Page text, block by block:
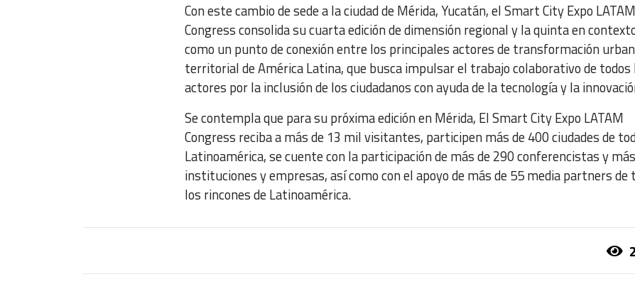
Con este cambio de sede a la ciudad de Mérida, Yucatán, el Smart City Expo LATAM
Congress consolida su cuarta edición de dimensión regional y la quinta en
como un punto de conexión entre los principales actores de transformación
territorial de América Latina, que busca impulsar el trabajo colaborativo de todos
actores por la inclusión de los ciudadanos con ayuda de la tecnología y la
Se contempla que para su próxima edición en Mérida, El Smart City Expo LATAM
Congress reciba a más de 13 mil visitantes, participen más de 400 ciudades de
Latinoamérica, se cuente con la participación de más de 290 conferencistas y
instituciones y empresas, así como con el apoyo de más de 55 media partners de
los rincones de Latinoamérica.